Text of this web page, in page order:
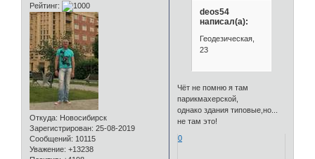
Рейтинг:
Откуда: Новосибирск
Зарегистрирован: 25-08-2019
Сообщений: 10115
Уважение: +13238
deos54
написал(а):
Геодезическая,
23
Чёт не помню я там
парикмахерской,
однако здания типовые,но...
не там это!
0